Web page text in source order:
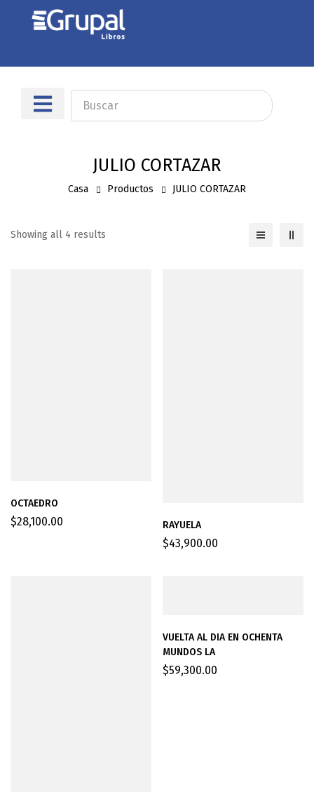
JULIO CORTAZAR
Casa Productos JULIO CORTAZAR
Showing all 4 results
OCTAEDRO
$28,100.00 RAYUELA
$43,900.00
VUELTA AL DIA EN OCHENTA
MUNDOS LA
$59,300.00